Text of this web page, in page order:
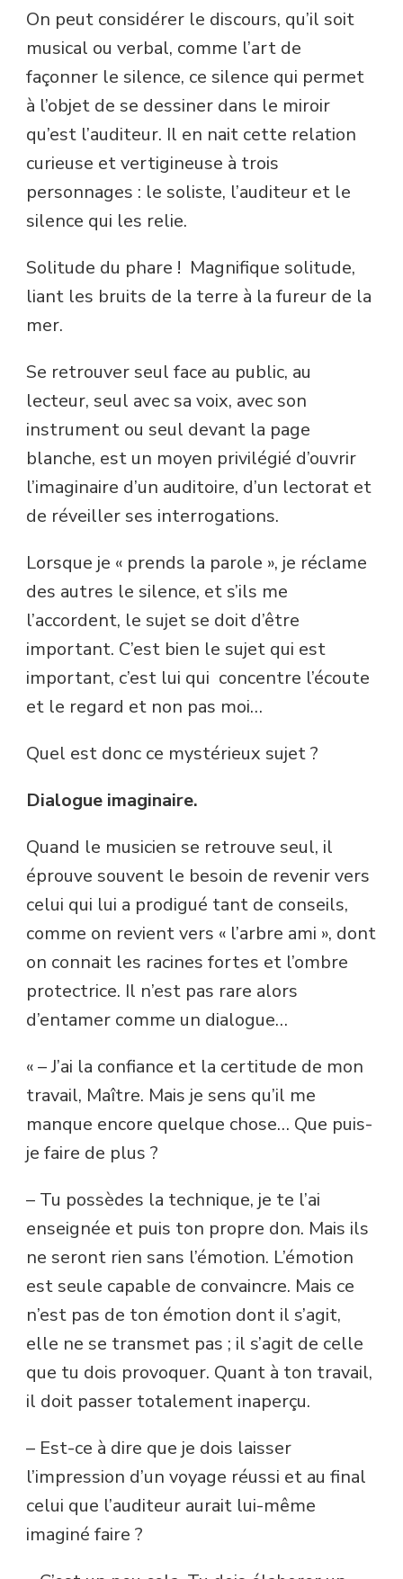
On peut considérer le discours, qu’il soit
musical ou verbal, comme l’art de
façonner le silence, ce silence qui permet
à l’objet de se dessiner dans le miroir
qu’est l’auditeur. Il en nait cette relation
curieuse et vertigineuse à trois
personnages : le soliste, l’auditeur et le
silence qui les relie.
Solitude du phare ! Magnifique solitude,
liant les bruits de la terre à la fureur de la
mer.
Se retrouver seul face au public, au
lecteur, seul avec sa voix, avec son
instrument ou seul devant la page
blanche, est un moyen privilégié d’ouvrir
l’imaginaire d’un auditoire, d’un lectorat et
de réveiller ses interrogations.
Lorsque je « prends la parole », je réclame
des autres le silence, et s’ils me
l’accordent, le sujet se doit d’être
important. C’est bien le sujet qui est
important, c’est lui qui concentre l’écoute
et le regard et non pas moi…
Quel est donc ce mystérieux sujet ?
Dialogue imaginaire.
Quand le musicien se retrouve seul, il
éprouve souvent le besoin de revenir vers
celui qui lui a prodigué tant de conseils,
comme on revient vers « l’arbre ami », dont
on connait les racines fortes et l’ombre
protectrice. Il n’est pas rare alors
d’entamer comme un dialogue…
« – J’ai la confiance et la certitude de mon
travail, Maître. Mais je sens qu’il me
manque encore quelque chose… Que puis-
je faire de plus ?
– Tu possèdes la technique, je te l’ai
enseignée et puis ton propre don. Mais ils
ne seront rien sans l’émotion. L’émotion
est seule capable de convaincre. Mais ce
n’est pas de ton émotion dont il s’agit,
elle ne se transmet pas ; il s’agit de celle
que tu dois provoquer. Quant à ton travail,
il doit passer totalement inaperçu.
– Est-ce à dire que je dois laisser
l’impression d’un voyage réussi et au final
celui que l’auditeur aurait lui-même
imaginé faire ?